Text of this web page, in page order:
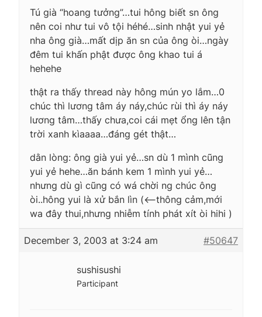
Tú già “hoang tưởng”…tui hông biết sn ông
nên coi như tui vô tội héhé…sinh nhật yui yẻ
nha ông già…mất dịp ăn sn của ông òi…ngày
đêm tui khấn phật được ông khao tui á
hehehe
thật ra thấy thread này hông mún yo lắm…0
chúc thì lương tâm áy náy,chúc rùi thì áy náy
lương tâm…thấy chưa,coi cái mẹt ổng lên tận
trời xanh kìaaaa…đáng gét thật…
dằn lòng: ông già yui yẻ…sn dù 1 mình cũng
yui yẻ hehe…ăn bánh kem 1 mình yui yẻ…
nhưng dù gì cũng có wá chời ng chúc ông
òi..hông yui là xử bắn lìn (<--thông cảm,mới
wa đây thui,nhưng nhiễm tính phát xít òi hihi )
December 3, 2003 at 3:24 am #50647
sushisushi
Participant